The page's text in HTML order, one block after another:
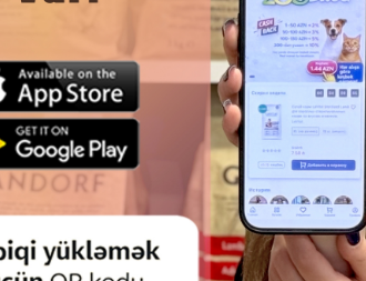
KREM TAURO PRO LINE DERMA CARE —
QURU VƏ QAŞINAN DƏRI ÜÇÜN